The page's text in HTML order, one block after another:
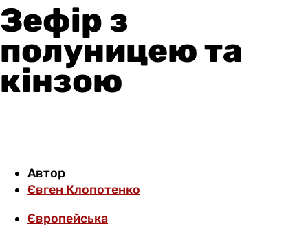
Зефір з
полуницею та
кінзою
Автор
Євген Клопотенко
Європейська